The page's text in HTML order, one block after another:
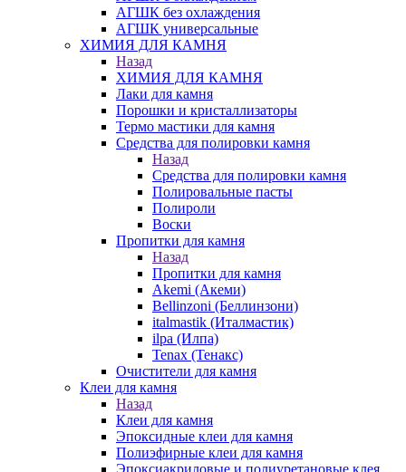
АГШК без охлаждения
АГШК универсальные
ХИМИЯ ДЛЯ КАМНЯ
Назад
ХИМИЯ ДЛЯ КАМНЯ
Лаки для камня
Порошки и кристаллизаторы
Термо мастики для камня
Средства для полировки камня
Назад
Средства для полировки камня
Полировальные пасты
Полироли
Воски
Пропитки для камня
Назад
Пропитки для камня
Akemi (Акеми)
Bellinzoni (Беллинзони)
italmastik (Италмастик)
ilpa (Илпа)
Tenax (Тенакс)
Очистители для камня
Клеи для камня
Назад
Клеи для камня
Эпоксидные клеи для камня
Полиэфирные клеи для камня
Эпоксиакриловые и полиуретановые клея